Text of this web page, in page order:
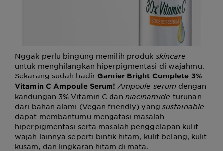
Nggak perlu bingung memilih produk skincare
untuk menghilangkan hiperpigmentasi di wajahmu.
Sekarang sudah hadir Garnier Bright Complete 3%
Vitamin C Ampoule Serum! Ampoule serum dengan
kandungan 3% Vitamin C dan niacinamide turunan
dari bahan alami (Vegan friendly)yang sustainable
dapat membantumu mengatasi masalah
hiperpigmentasi serta masalah penggelapan kulit
wajah lainnya seperti bintik hitam, kulit belang, kulit
kusam, dan lingkaran hitam di mata.